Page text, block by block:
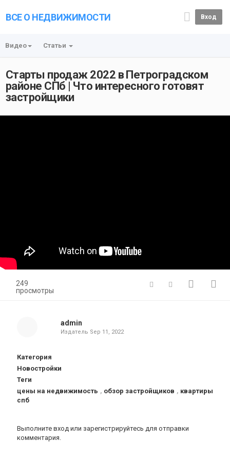
ВСЕ О НЕДВИЖИМОСТИ Вход
Видео Статьи
Старты продаж 2022 в Петроградском
районе СПб | Что интересного готовят
застройщики
249
просмотры
admin
Издатель Sep 11, 2022
Категория
Новостройки
Теги
цены на недвижимость , обзор застройщиков , квартиры
спб
Выполните вход или зарегистрируйтесь для отправки
комментария.